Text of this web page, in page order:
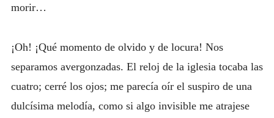
morir…
¡Oh! ¡Qué momento de olvido y de locura! Nos
separamos avergonzadas. El reloj de la iglesia tocaba las
cuatro; cerré los ojos; me parecía oír el suspiro de una
dulcísima melodía, como si algo invisible me atrajese